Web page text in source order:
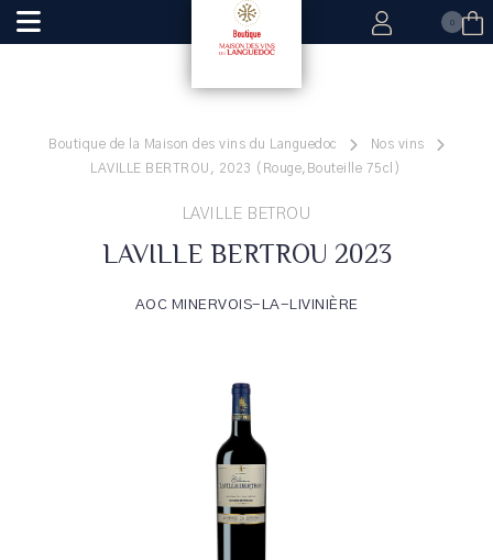
0
Boutique de la Maison des vins du Languedoc
Nos vins
LAVILLE BERTROU, 2023 (Rouge,Bouteille 75cl)
LAVILLE BETROU
LAVILLE BERTROU 2023
AOC MINERVOIS-LA-LIVINIÈRE